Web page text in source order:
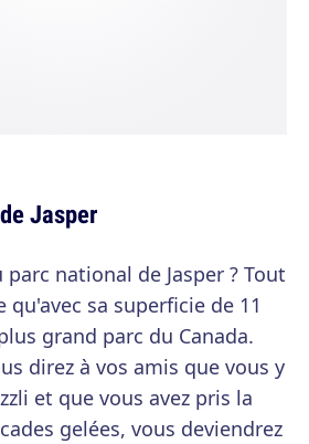
Jasper
national de Jasper ? Tout
sa superficie de 11
grand parc du Canada.
direz à vos amis que vous y
et que vous avez pris la
gelées, vous deviendrez